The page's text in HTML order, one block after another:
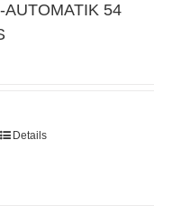
54
Details